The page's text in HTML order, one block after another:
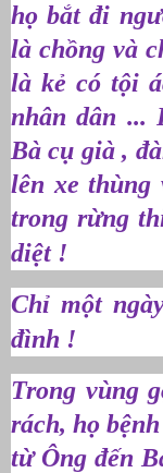
họ bắt đi
là chồng và
là kẻ có tội
nhân dân ...
Bà cụ già ,
lên xe thùng
trong rừng
diệt !
Chỉ một
đình !
Trong vùng
rách, họ
từ Ông đến